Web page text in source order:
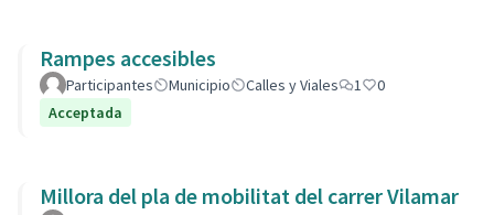
Rampes accesibles
Participantes Municipio Calles y Viales 1
0
Acceptada
Millora del pla de mobilitat del carrer Vilamar